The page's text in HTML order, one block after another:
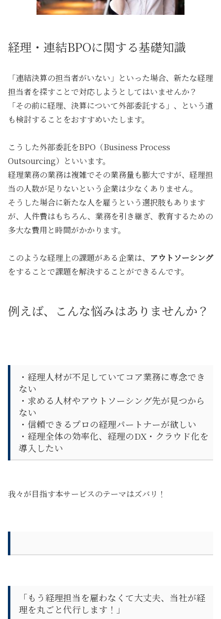
経理・連結BPOに関する基礎知識
「連結決算の担当者がいない」 といった場合、新たな経理
担当者を探すことで対応しようとしてはいませんか？
「その前に経理、決算について外部委託する」 、という道
も検討することをおすすめいたします。
こうした外部委託をBPO（Business Process
Outsourcing） といいます。
経理業務の業務は複雑でその業務量も膨大ですが、経理担
当の人数が足りないという企業は少なくありません。
そうした場合に新たな人を雇うという選択肢もあります
が、人件費はもちろん、業務を引き継ぎ、教育するための
多大な費用と時間がかかります。
このような経理上の課題がある企業は、 アウトソーシング
をすることで課題を解決することができるんです。
例えば、こんな悩みはありませんか？
・経理人材が不足していてコア業務に専念でき
ない
・求める人材やアウトソーシング先が見つから
ない
・信頼できるプロの経理パートナーが欲しい
・経理全体の効率化、経理のDX・クラウド化を
導入したい
我々が目指す本サービスのテーマはズバリ！
「もう経理担当を雇わなくて大丈夫、当社が経
理を丸ごと代行します！」